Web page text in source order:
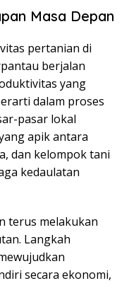
Masa Depan
pertanian di
berjalan
yang
dalam proses
pasar lokal
apik antara
dan kelompok tani
kedaulatan
terus melakukan
Langkah
secara ekonomi,